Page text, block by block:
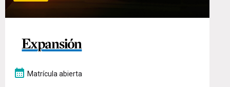
Matrícula abierta